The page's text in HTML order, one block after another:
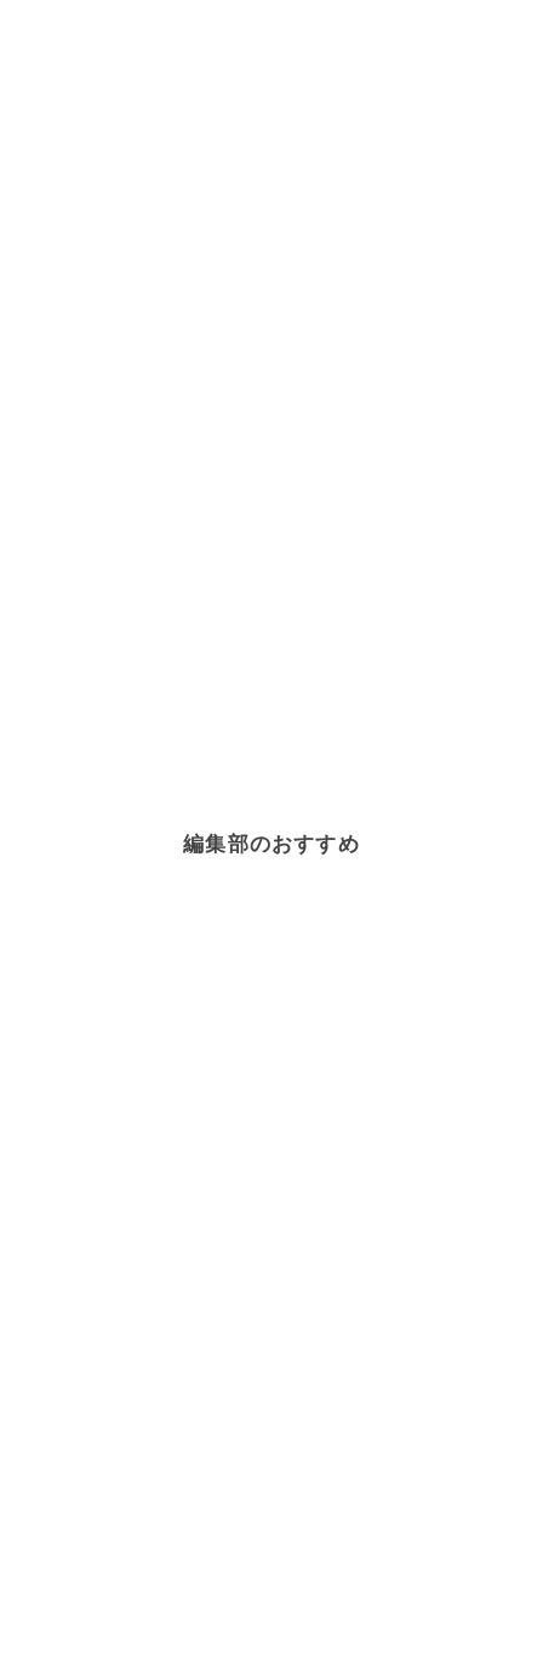
編集部のおすすめ